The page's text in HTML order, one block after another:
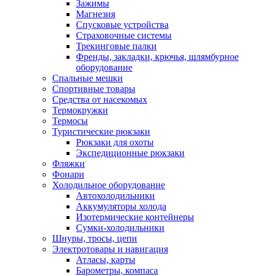
Зажимы
Магнезия
Спусковые устройства
Страховочные системы
Трекинговые палки
Френды, закладки, крючья, шлямбурное
оборудование
Спальные мешки
Спортивные товары
Средства от насекомых
Термокружки
Термосы
Туристические рюкзаки
Рюкзаки для охоты
Экспедиционные рюкзаки
Фляжки
Фонари
Холодильное оборудование
Автохолодильники
Аккумуляторы холода
Изотермические контейнеры
Сумки-холодильники
Шнуры, тросы, цепи
Электротовары и навигация
Атласы, карты
Барометры, компаса